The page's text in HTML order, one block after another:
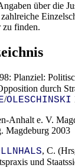
über die
zu finden.
Planziel:
durch
/OLESCHINSKI
Anhalt e. V.
Magdeburg 2003
, C.
und